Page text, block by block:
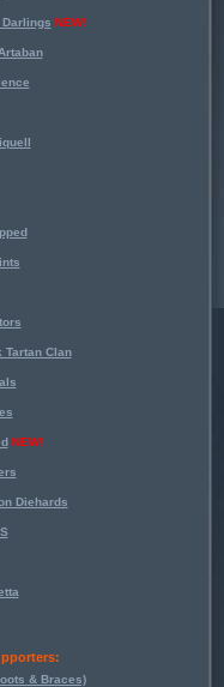
NEW!
Tartan Clan
NEW!
Diehards
& Braces)